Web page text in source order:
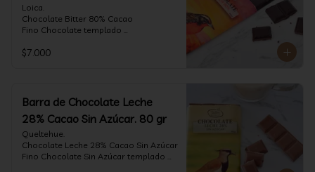
Loica.
Chocolate Bitter 80% Cacao
Fino Chocolate templado
de frutas rojas, zeste de pomelo y
$7.000
Barra de Chocolate Leche
28% Cacao Sin Azúcar. 80 gr
Queltehue.
Chocolate Leche 28% Cacao Sin Azúcar
Fino Chocolate Sin Azúcar templado